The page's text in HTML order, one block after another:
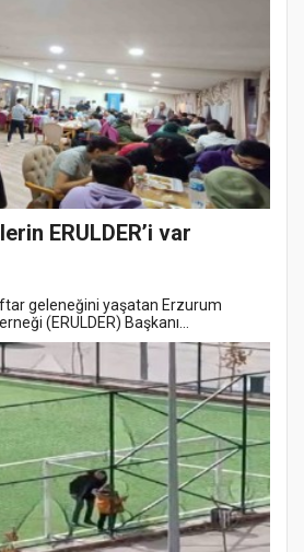
ERULDER’i var
geleneğini yaşatan Erzurum
(ERULDER) Başkanı...